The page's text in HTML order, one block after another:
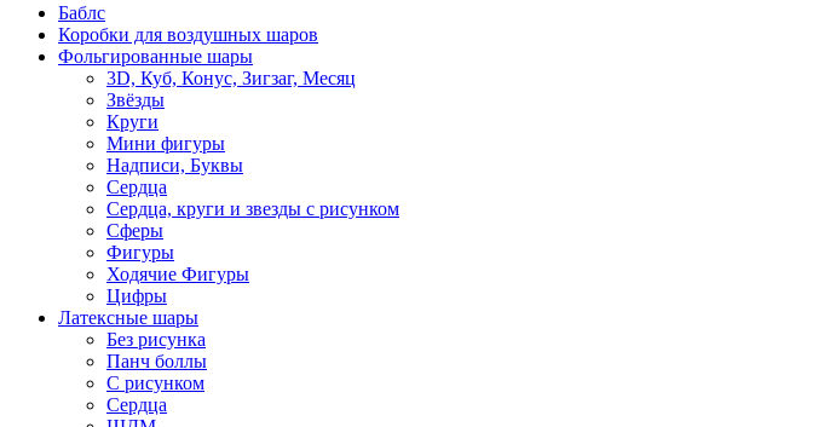
Баблс
Коробки для воздушных шаров
Фольгированные шары
3D, Куб, Конус, Зигзаг, Месяц
Звёзды
Круги
Мини фигуры
Надписи, Буквы
Сердца
Сердца, круги и звезды с рисунком
Сферы
Фигуры
Ходячие Фигуры
Цифры
Латексные шары
Без рисунка
Панч боллы
С рисунком
Сердца